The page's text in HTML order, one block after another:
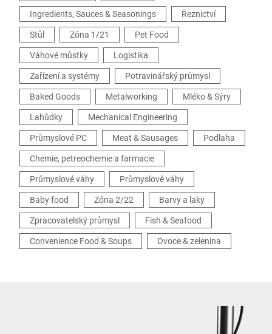
Ingredients, Sauces & Seasonings
Řeznictví
Stůl
Zóna 1/21
Pet Food
Váhové můstky
Logistika
Zařízení a systémy
Potravinářský průmysl
Baked Goods
Metalworking
Mléko & Sýry
Lahůdky
Mechanical Engineering
Průmyslové PC
Meat & Sausages
Podlaha
Chemie, petreochemie a farmacie
Průmyslové váhy
Průmyslové váhy
Baby food
Zóna 2/22
Barvy a laky
Zpracovatelský průmysl
Fish & Seafood
Convenience Food & Soups
Ovoce & zelenina